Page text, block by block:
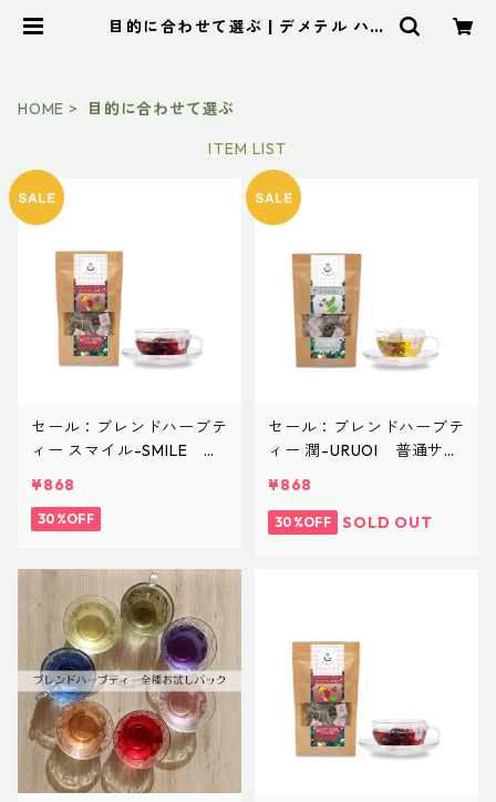
目的に合わせて選ぶ | デメテル ハー
HOME
目的に合わせて選ぶ
ITEM LIST
セール：ブレンドハーブテ
ィー スマイル-SMILE 普
¥868
30%OFF
セール：ブレンドハーブテ
ィー 潤-URUOI 普通サイ
¥868
30%OFF SOLD OUT